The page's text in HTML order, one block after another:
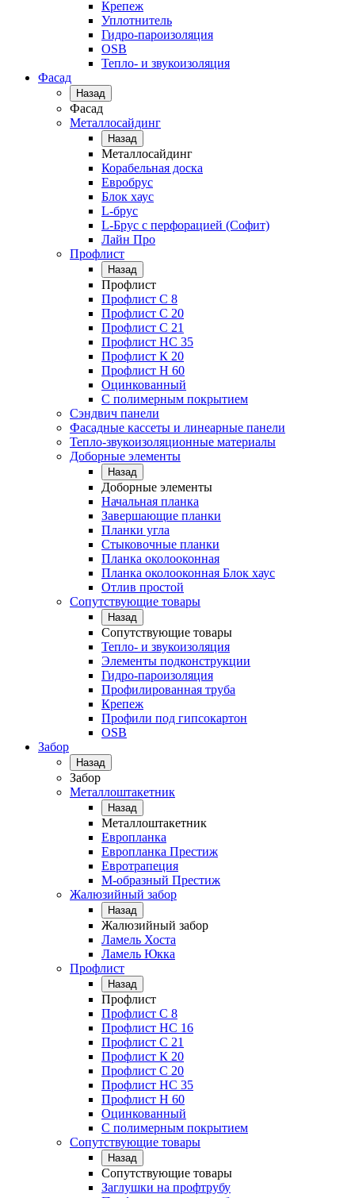
Крепеж
Уплотнитель
Гидро-пароизоляция
OSB
Тепло- и звукоизоляция
Фасад
Назад
Фасад
Металлосайдинг
Назад
Металлосайдинг
Корабельная доска
Евробрус
Блок хаус
L-брус
L-Брус с перфорацией (Софит)
Лайн Про
Профлист
Назад
Профлист
Профлист С 8
Профлист С 20
Профлист C 21
Профлист НС 35
Профлист К 20
Профлист Н 60
Оцинкованный
С полимерным покрытием
Сэндвич панели
Фасадные кассеты и линеарные панели
Тепло-звукоизоляционные материалы
Доборные элементы
Назад
Доборные элементы
Начальная планка
Завершающие планки
Планки угла
Стыковочные планки
Планка околооконная
Планка околооконная Блок хаус
Отлив простой
Сопутствующие товары
Назад
Сопутствующие товары
Тепло- и звукоизоляция
Элементы подконструкции
Гидро-пароизоляция
Профилированная труба
Крепеж
Профили под гипсокартон
OSB
Забор
Назад
Забор
Металлоштакетник
Назад
Металлоштакетник
Европланка
Европланка Престиж
Евротрапеция
М-образный Престиж
Жалюзийный забор
Назад
Жалюзийный забор
Ламель Хоста
Ламель Юкка
Профлист
Назад
Профлист
Профлист С 8
Профлист НС 16
Профлист C 21
Профлист К 20
Профлист С 20
Профлист НС 35
Профлист Н 60
Оцинкованный
С полимерным покрытием
Сопутствующие товары
Назад
Сопутствующие товары
Заглушки на профтрубу